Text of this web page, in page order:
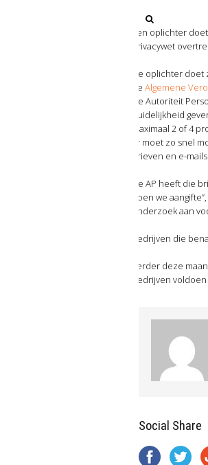
Een oplichter
privacywet
De oplichter
de Algemene
De Autoriteit
duidelijkheid
maximaal 2 of 4
Er moet zo snel
brieven en e-mails.
De AP heeft die
doen we
onderzoek aan
Bedrijven die
Eerder deze
bedrijven
Social Share